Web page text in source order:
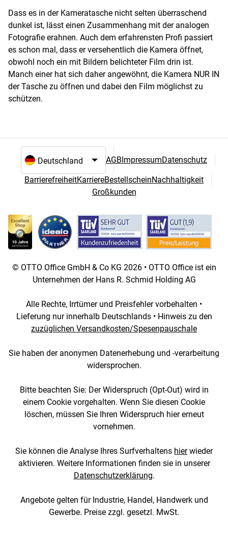
Dass es in der Kameratasche nicht selten überraschend
dunkel ist, lässt einen Zusammenhang mit der analogen
Fotografie erahnen. Auch dem erfahrensten Profi passiert
es schon mal, dass er versehentlich die Kamera öffnet,
obwohl noch ein mit Bildern belichteter Film drin ist.
Manch einer hat sich daher angewöhnt, die Kamera NUR IN
der Tasche zu öffnen und dabei den Film möglichst zu
schützen.
Sprach- und Landesauswahl
AGB ImpressumDatenschutz
BarrierefreiheitKarriereBestellscheinNachhaltigkeit
Großkunden
© OTTO Office GmbH & Co KG 2026 • OTTO Office ist ein
Unternehmen der Hans R. Schmid Holding AG
Alle Rechte, Irrtümer und Preisfehler vorbehalten •
Lieferung nur innerhalb Deutschlands • Hinweis zu den
zuzüglichen Versandkosten/Spesenpauschale
Sie haben der anonymen Datenerhebung und -verarbeitung
widersprochen.
Bitte beachten Sie: Der Widerspruch (Opt-Out) wird in
einem Cookie vorgehalten. Wenn Sie diesen Cookie
löschen, müssen Sie Ihren Widerspruch hier erneut
vornehmen.
Sie können die Analyse Ihres Surfverhaltens hierwieder
aktivieren. Weitere Informationen finden sie in unserer
Datenschutzerklärung.
Angebote gelten für Industrie, Handel, Handwerk und
Gewerbe. Preise zzgl. gesetzl. MwSt.